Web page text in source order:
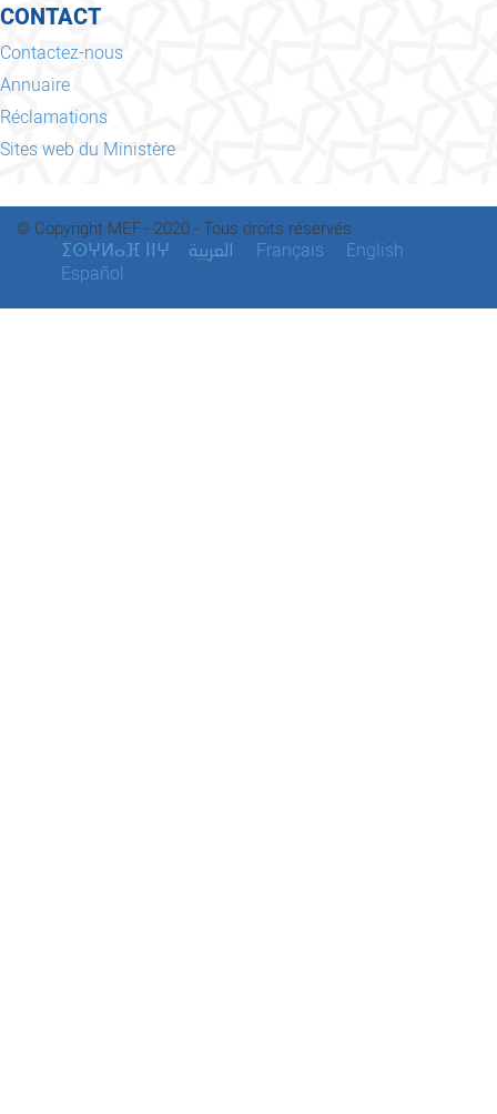
CONTACT
Contactez-nous
Annuaire
Réclamations
Sites web du Ministère
© Copyright MEF - 2020 - Tous droits réservés
ⵉⵙⵖⵍⴰⴼ ⵏⵏⵖ العربية Français
English
Español